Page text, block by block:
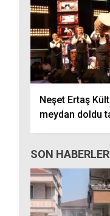
Neşet Ertaş
meydan doldu
SON HABERLER